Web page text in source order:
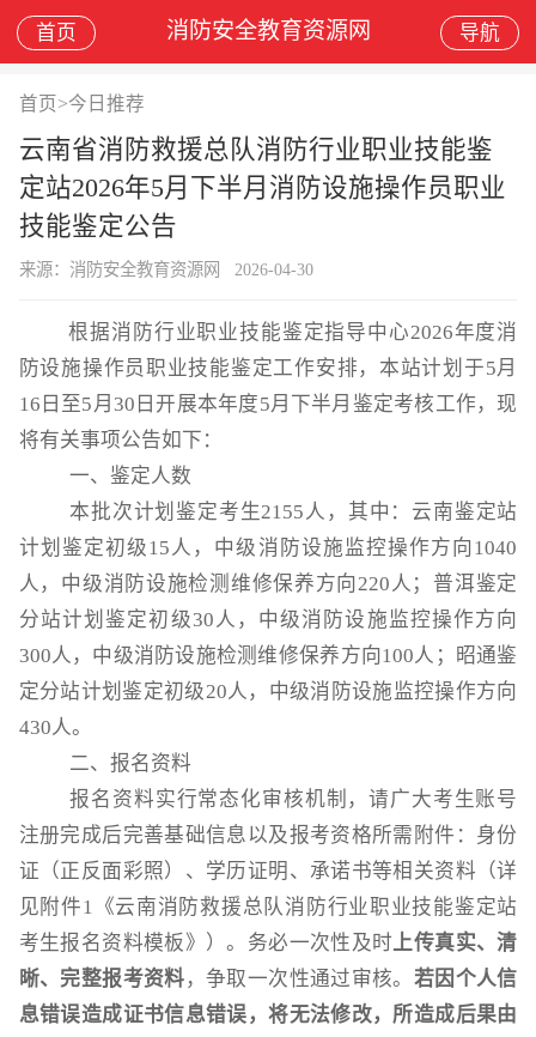
首页 消防安全教育资源网 导航
首页 >今日推荐
云南省消防救援总队消防行业职业技能鉴
定站2026年5月下半月消防设施操作员职业
技能鉴定公告
来源：消防安全教育资源网 2026-04-30
根据消防行业职业技能鉴定指导中心2026年度消
防设施操作员职业技能鉴定工作安排，本站计划于5月
16日至5月30日开展本年度5月下半月鉴定考核工作，现
将有关事项公告如下：
一、鉴定人数
本批次计划鉴定考生2155人，其中：云南鉴定站
计划鉴定初级15人，中级消防设施监控操作方向1040
人，中级消防设施检测维修保养方向220人；普洱鉴定
分站计划鉴定初级30人，中级消防设施监控操作方向
300人，中级消防设施检测维修保养方向100人；昭通鉴
定分站计划鉴定初级20人，中级消防设施监控操作方向
430人。
二、报名资料
报名资料实行常态化审核机制，请广大考生账号
注册完成后完善基础信息以及报考资格所需附件：身份
证（正反面彩照）、学历证明、承诺书等相关资料（详
见附件1《云南消防救援总队消防行业职业技能鉴定站
考生报名资料模板》）。务必一次性及时 上传真实、清
晰、完整报考资料 ，争取一次性通过审核。 若因个人信
息错误造成证书信息错误，将无法修改，所造成后果由